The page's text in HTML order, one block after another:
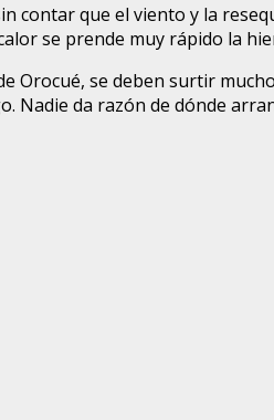
contar que el viento y la
se prende muy rápido la
se deben surtir
Nadie da razón de dónde